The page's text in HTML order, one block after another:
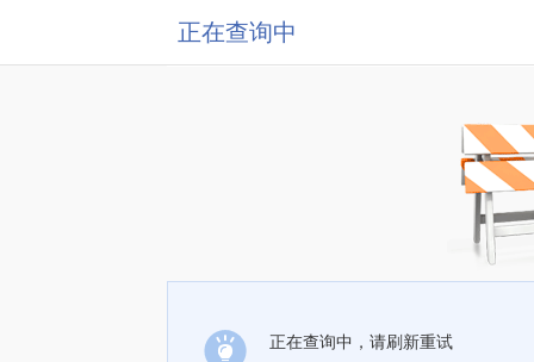
正在查询中
正在查询中，请刷新重试